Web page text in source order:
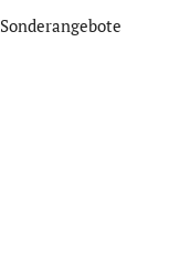
Sonderangebote